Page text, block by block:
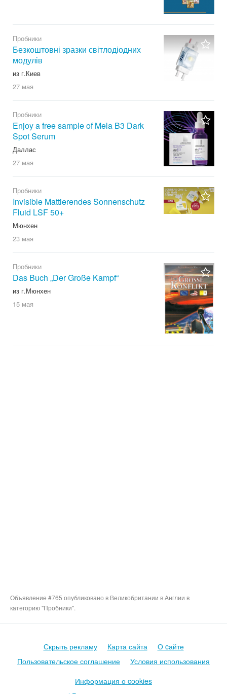
Пробники
Безкоштовні зразки світлодіодних
модулів
из г.Киев
27 мая
Пробники
Enjoy a free sample of Mela B3 Dark
Spot Serum
Даллас
27 мая
Пробники
Invisible Mattierendes Sonnenschutz
Fluid LSF 50+
Мюнхен
23 мая
Пробники
Das Buch „Der Große Kampf“
из г.Мюнхен
15 мая
Объявление #765 опубликовано в Великобритании в Англии в
категорию "Пробники".
Скрыть рекламу Карта сайта
О cайте
Пользовательское соглашение
Условия использования
Информация о cookies